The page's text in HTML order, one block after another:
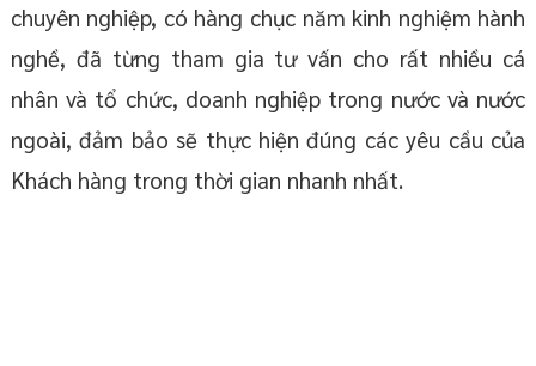
chuyên nghiệp, có hàng chục năm kinh nghiệm hành
nghề, đã từng tham gia tư vấn cho rất nhiều cá
nhân và tổ chức, doanh nghiệp trong nước và nước
ngoài, đảm bảo sẽ thực hiện đúng các yêu cầu của
Khách hàng trong thời gian nhanh nhất.